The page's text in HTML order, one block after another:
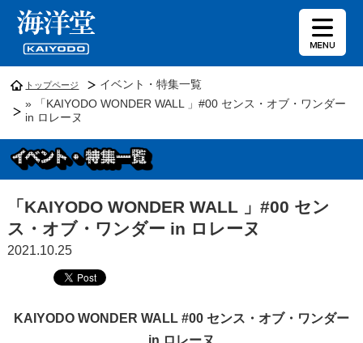
トップページ
イベント・特集一覧
» 「KAIYODO WONDER WALL 」#00 センス・オブ・ワンダー
in ロレーヌ
「KAIYODO WONDER WALL 」#00 セン
ス・オブ・ワンダー in ロレーヌ
2021.10.25
KAIYODO WONDER WALL #00 センス・オブ・ワンダー
in ロレーヌ